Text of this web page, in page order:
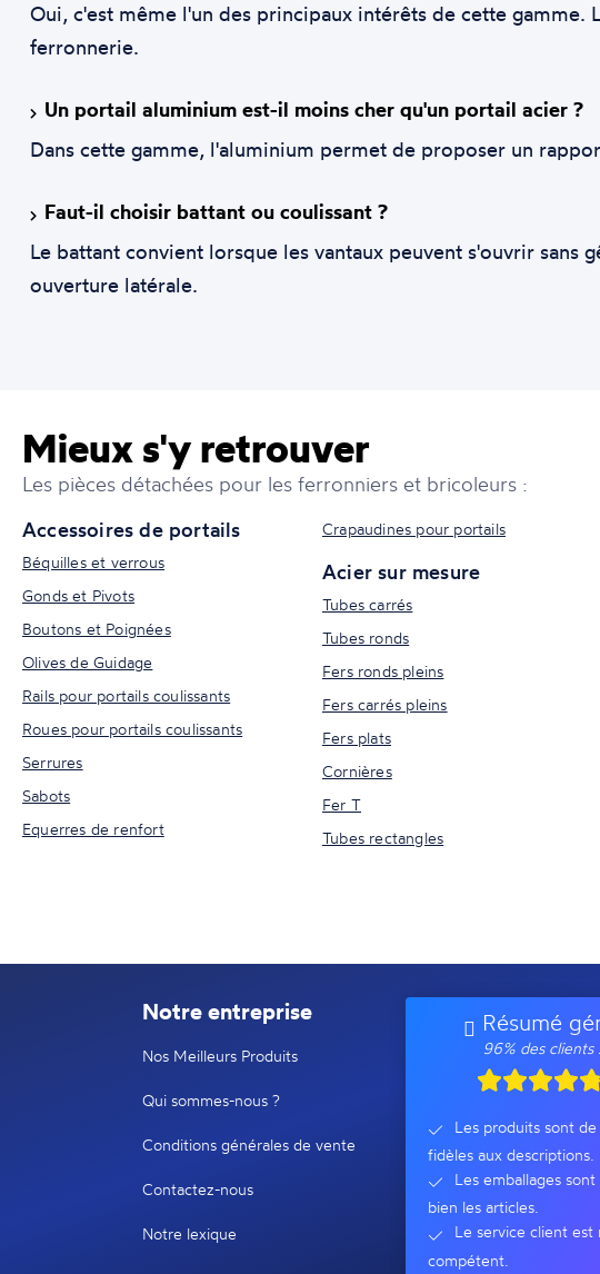
Oui, c'est même l'un des principaux intérêts de cette
ferronnerie.
Un portail aluminium est-il moins cher qu'un portail acier ?
Dans cette gamme, l'aluminium permet de proposer un
Faut-il choisir battant ou coulissant ?
Le battant convient lorsque les vantaux peuvent s'ouvrir
ouverture latérale.
Mieux s'y retrouver
Les pièces détachées pour les ferronniers et bricoleurs :
Accessoires de portails
Béquilles et verrous
Gonds et Pivots
Boutons et Poignées
Olives de Guidage
Rails pour portails coulissants
Roues pour portails coulissants
Serrures
Sabots
Equerres de renfort
Crapaudines pour portails
Acier sur mesure
Tubes carrés
Tubes ronds
Fers ronds pleins
Fers carrés pleins
Fers plats
Cornières
Fer T
Tubes rectangles
Notre entreprise
Nos Meilleurs Produits
Qui sommes-nous ?
Conditions générales de vente
Contactez-nous
Notre lexique
Résumé
96% des clients
Les produits sont
fidèles aux descriptions.
Les emballages
bien les articles.
Le service client est
compétent.